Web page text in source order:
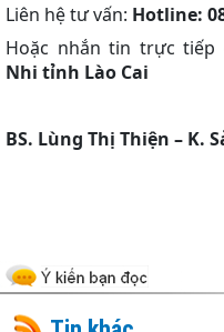
Liên hệ tư vấn: Hotline:
Hoặc nhắn tin trực tiếp
Nhi tỉnh Lào Cai
BS. Lùng Thị Thiện – K.